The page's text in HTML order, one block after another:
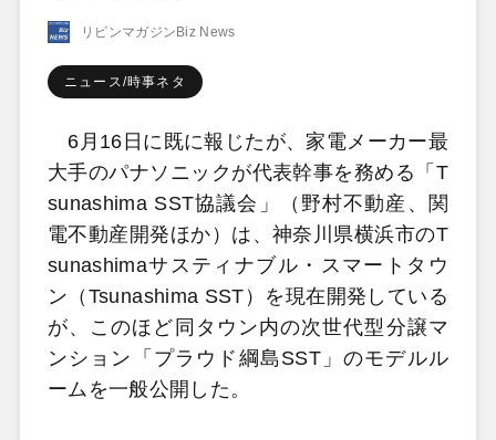
リビンマガジンBiz News
ニュース/時事ネタ
6月16日に既に報じたが、家電メーカー最
大手のパナソニックが代表幹事を務める「T
sunashima SST協議会」（野村不動産、関
電不動産開発ほか）は、神奈川県横浜市のT
sunashimaサスティナブル・スマートタウ
ン（Tsunashima SST）を現在開発している
が、このほど同タウン内の次世代型分譲マ
ンション「プラウド綱島SST」のモデルル
ームを一般公開した。